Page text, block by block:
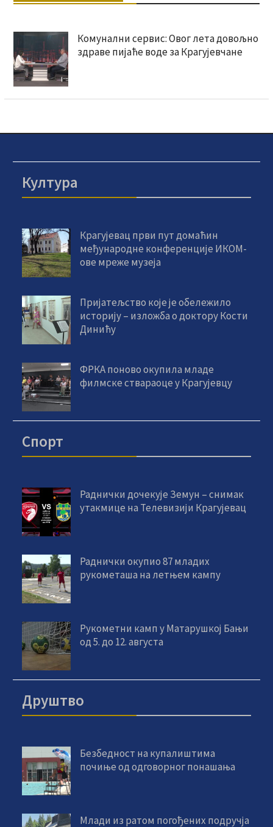
Комунални сервис: Овог лета довољно
здраве пијаће воде за Крагујевчане
Култура
Крагујевац први пут домаћин
међународне конференције ИКОМ-
ове мреже музеја
Пријатељство које је обележило
историју – изложба о доктору Кости
Динићу
ФРКА поново окупила младе
филмске ствараоце у Крагујевцу
Спорт
Раднички дочекује Земун – снимак
утакмице на Телевизији Крагујевац
Раднички окупио 87 младих
рукометаша на летњем кампу
Рукометни камп у Матарушкој Бањи
од 5. до 12. августа
Друштво
Безбедност на купалиштима
почиње од одговорног понашања
Млади из ратом погођених подручја